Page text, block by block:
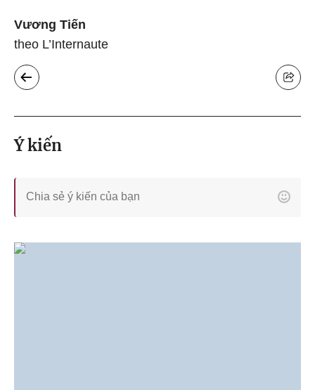
Vương Tiến
theo L’Internaute
Ý kiến